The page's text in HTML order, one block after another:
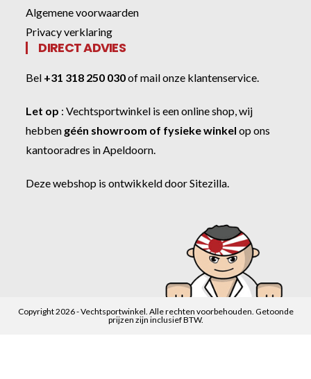
Algemene voorwaarden
Privacy verklaring
DIRECT ADVIES
Bel +31 318 250 030ofmail onze klantenservice.
Let op :Vechtsportwinkel is een online shop, wij
hebben géén showroom of fysieke winkel op ons
kantooradres in Apeldoorn.
Deze webshop is ontwikkeld doorSitezilla.
Copyright 2026 - Vechtsportwinkel. Alle rechten voorbehouden. Getoonde
prijzen zijn inclusief BTW.